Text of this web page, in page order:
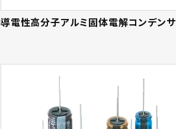
導電性高分子アルミ固体電解コンデンサ